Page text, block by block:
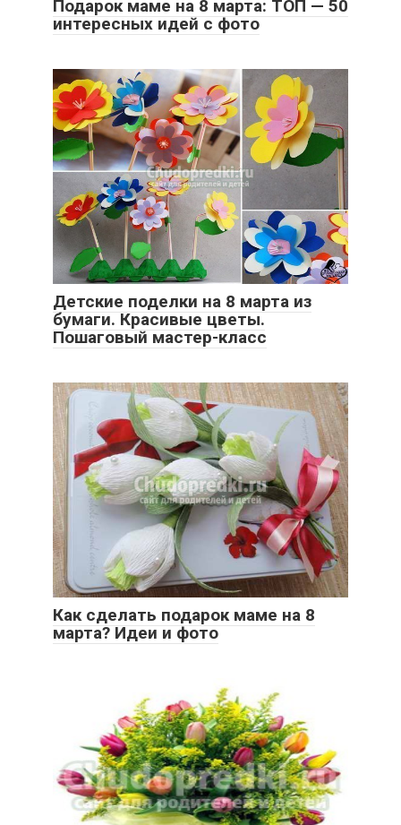
Подарок маме на 8 марта: ТОП — 50
интересных идей с фото
Детские поделки на 8 марта из
бумаги. Красивые цветы.
Пошаговый мастер-класс
Как сделать подарок маме на 8
марта? Идеи и фото